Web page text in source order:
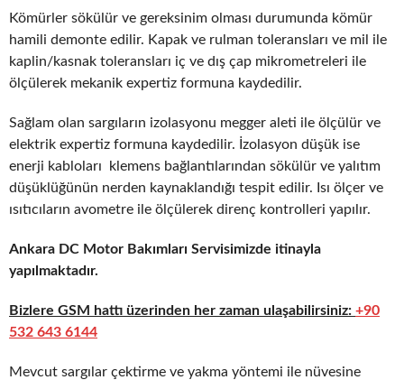
Kömürler sökülür ve gereksinim olması durumunda kömür
hamili demonte edilir. Kapak ve rulman toleransları ve mil ile
kaplin/kasnak toleransları iç ve dış çap mikrometreleri ile
ölçülerek mekanik expertiz formuna kaydedilir.
Sağlam olan sargıların izolasyonu megger aleti ile ölçülür ve
elektrik expertiz formuna kaydedilir. İzolasyon düşük ise
enerji kabloları klemens bağlantılarından sökülür ve yalıtım
düşüklüğünün nerden kaynaklandığı tespit edilir. Isı ölçer ve
ısıtıcıların avometre ile ölçülerek direnç kontrolleri yapılır.
Ankara DC Motor Bakımları Servisimizde itinayla
yapılmaktadır.
Bizlere GSM hattı üzerinden her zaman ulaşabilirsiniz: +90
532 643 6144
Mevcut sargılar çektirme ve yakma yöntemi ile nüvesine